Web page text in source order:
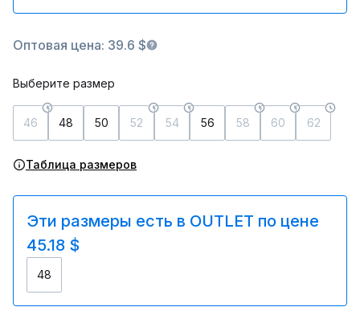
Оптовая цена: 39.6 $
Выберите размер
46 48 50 52 54 56 58 60 62
Таблица размеров
Эти размеры есть в OUTLET по цене
45.18 $
48